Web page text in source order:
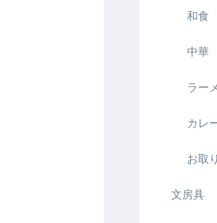
和食
中華
ラー
カレ
お取
文房具